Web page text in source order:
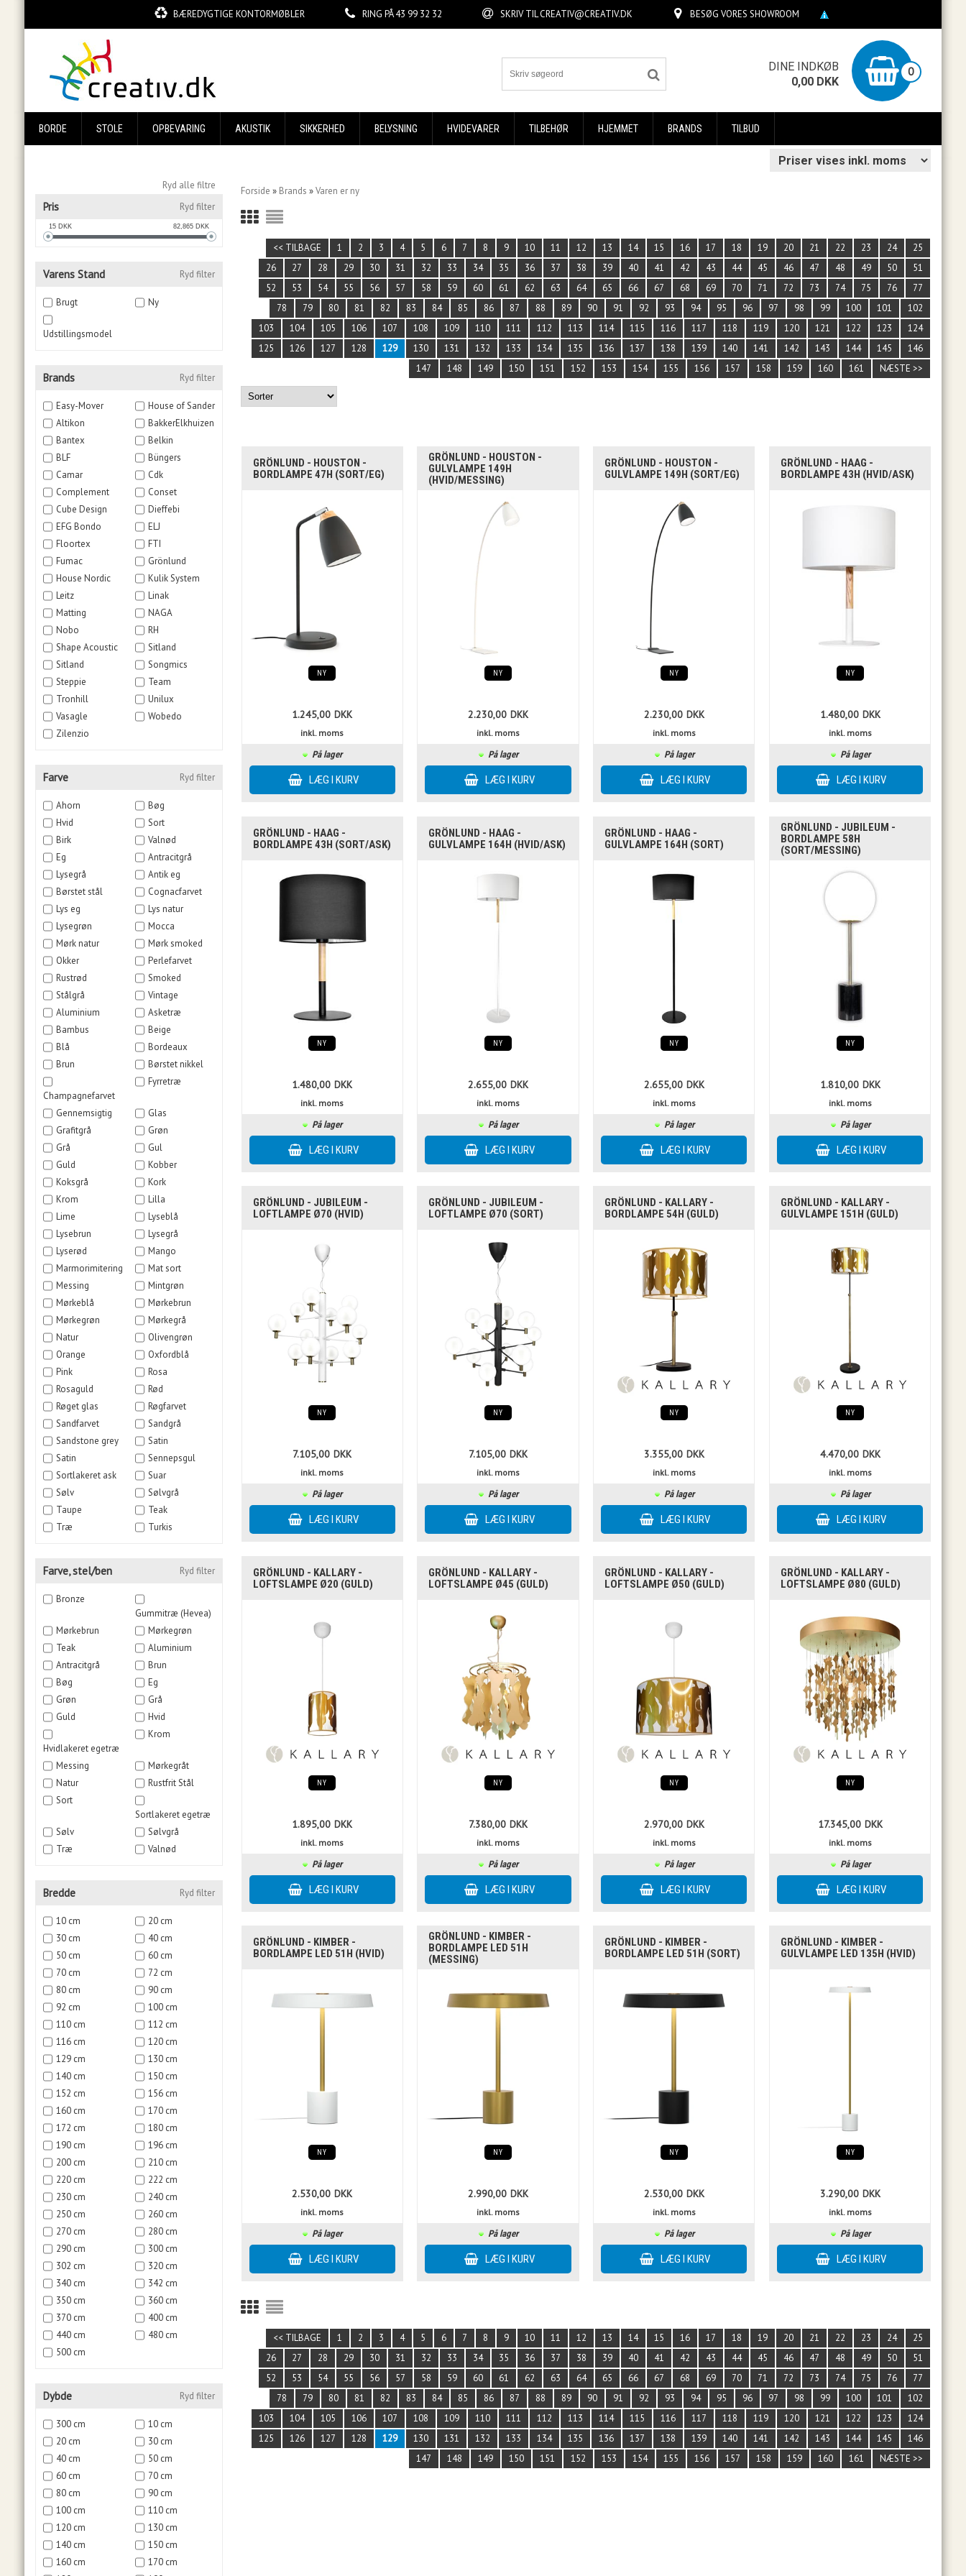
BÆREDYGTIGE KONTORMØBLER RING PÅ43 99 32 32 SKRIV TILCREATIV@CREATIV.DK BESØG VORES SHOWROOM
DINE INDKØB 0
0,00 DKK
BORDE STOLE OPBEVARING AKUSTIK SIKKERHED BELYSNING HVIDEVARER TILBEHØR HJEMMET BRANDS TILBUD
Ryd alle filtre
Pris Ryd filter
15DKK 82,865DKK
Varens Stand Ryd filter
Brugt Ny
Udstillingsmodel
Brands Ryd filter
Easy-Mover
House of Sander
Altikon
BakkerElkhuizen
Bantex
Belkin
BLF
Büngers
Camar
Cdk
Complement
Conset
Cube Design
Dieffebi
EFG Bondo
ELJ
Floortex
FTI
Fumac
Grönlund
House Nordic
Kulik System
Leitz
Linak
Matting
NAGA
Nobo
RH
Shape Acoustic
Sitland
Sitland
Songmics
Steppie
Team
Tronhill
Unilux
Vasagle
Wobedo
Zilenzio
Farve Ryd filter
Ahorn
Bøg
Hvid
Sort
Birk
Valnød
Eg
Antracitgrå
Lysegrå
Antik eg
Børstet stål
Cognacfarvet
Lys eg
Lys natur
Lysegrøn
Mocca
Mørk natur
Mørk smoked
Okker
Perlefarvet
Rustrød
Smoked
Stålgrå
Vintage
Aluminium
Asketræ
Bambus
Beige
Blå
Bordeaux
Brun
Børstet nikkel
Champagnefarvet
Fyrretræ
Gennemsigtig
Glas
Grafitgrå
Grøn
Grå
Gul
Guld
Kobber
Koksgrå
Kork
Krom
Lilla
Lime
Lyseblå
Lysebrun
Lysegrå
Lyserød
Mango
Marmorimitering
Mat sort
Messing
Mintgrøn
Mørkeblå
Mørkebrun
Mørkegrøn
Mørkegrå
Natur
Olivengrøn
Orange
Oxfordblå
Pink
Rosa
Rosaguld
Rød
Røget glas
Røgfarvet
Sandfarvet
Sandgrå
Sandstone grey
Satin
Satin
Sennepsgul
Sortlakeret ask
Suar
Sølv
Sølvgrå
Taupe
Teak
Træ
Turkis
Farve, stel/ben Ryd filter
Bronze
Gummitræ (Hevea)
Mørkebrun
Mørkegrøn
Teak
Aluminium
Antracitgrå
Brun
Bøg
Eg
Grøn
Grå
Guld
Hvid
Hvidlakeret egetræ
Krom
Messing
Mørkegråt
Natur
Rustfrit Stål
Sort
Sortlakeret egetræ
Sølv
Sølvgrå
Træ
Valnød
Bredde Ryd filter
10 cm
20 cm
30 cm
40 cm
50 cm
60 cm
70 cm
72 cm
80 cm
90 cm
92 cm
100 cm
110 cm
112 cm
116 cm
120 cm
129 cm
130 cm
140 cm
150 cm
152 cm
156 cm
160 cm
170 cm
172 cm
180 cm
190 cm
196 cm
200 cm
210 cm
220 cm
222 cm
230 cm
240 cm
250 cm
260 cm
270 cm
280 cm
290 cm
300 cm
302 cm
320 cm
340 cm
342 cm
350 cm
360 cm
370 cm
400 cm
440 cm
480 cm
500 cm
Dybde Ryd filter
300 cm
10 cm
20 cm
30 cm
40 cm
50 cm
60 cm
70 cm
80 cm
90 cm
100 cm
110 cm
120 cm
130 cm
140 cm
150 cm
160 cm
170 cm
Forside » Brands »Varen er ny
<< TILBAGE 1 2 3 4 5 6 7 8 9 10 11 12 13 14 15 16 17 18 19 20 21 22 23 24
25
26
27 28 29 30 31 32 33 34 35 36 37 38 39 40 41 42 43 44 45 46 47 48 49 50
51
52
53 54 55 56 57 58 59 60 61 62 63 64 65 66 67 68 69 70 71 72 73 74 75 76
77
78
79 80 81 82 83 84 85 86 87 88 89 90 91 92 93 94 95 96 97 98 99 100 101
102
103
104 105 106 107 108 109 110 111 112 113 114 115 116 117 118 119 120 121 122 123
124
125
126 127 128 129 130 131 132 133 134 135 136 137 138 139 140 141 142 143 144 145
146
147
148 149 150 151 152 153 154 155 156 157 158 159 160 161 NÆSTE >>
GRÖNLUND - HOUSTON -
BORDLAMPE 47H (SORT/EG)
NY
1.245,00 DKK
inkl. moms
På lager
GRÖNLUND - HOUSTON -
GULVLAMPE 149H
(HVID/MESSING)
NY
2.230,00 DKK
inkl. moms
På lager
GRÖNLUND - HOUSTON -
GULVLAMPE 149H (SORT/EG)
NY
2.230,00 DKK
inkl. moms
På lager
GRÖNLUND - HAAG -
BORDLAMPE 43H (HVID/ASK)
NY
1.480,00 DKK
inkl. moms
På lager
GRÖNLUND - HAAG -
BORDLAMPE 43H (SORT/ASK)
NY
1.480,00 DKK
inkl. moms
På lager
GRÖNLUND - HAAG -
GULVLAMPE 164H (HVID/ASK)
NY
2.655,00 DKK
inkl. moms
På lager
GRÖNLUND - HAAG -
GULVLAMPE 164H (SORT)
NY
2.655,00 DKK
inkl. moms
På lager
GRÖNLUND - JUBILEUM -
BORDLAMPE 58H
(SORT/MESSING)
NY
1.810,00 DKK
inkl. moms
På lager
GRÖNLUND - JUBILEUM -
LOFTLAMPE Ø70 (HVID)
NY
7.105,00 DKK
inkl. moms
På lager
GRÖNLUND - JUBILEUM -
LOFTLAMPE Ø70 (SORT)
NY
7.105,00 DKK
inkl. moms
På lager
GRÖNLUND - KALLARY -
BORDLAMPE 54H (GULD)
NY
3.355,00 DKK
inkl. moms
På lager
GRÖNLUND - KALLARY -
GULVLAMPE 151H (GULD)
NY
4.470,00 DKK
inkl. moms
På lager
GRÖNLUND - KALLARY -
LOFTSLAMPE Ø20 (GULD)
NY
1.895,00 DKK
inkl. moms
På lager
GRÖNLUND - KALLARY -
LOFTSLAMPE Ø45 (GULD)
NY
7.380,00 DKK
inkl. moms
På lager
GRÖNLUND - KALLARY -
LOFTSLAMPE Ø50 (GULD)
NY
2.970,00 DKK
inkl. moms
På lager
GRÖNLUND - KALLARY -
LOFTSLAMPE Ø80 (GULD)
NY
17.345,00 DKK
inkl. moms
På lager
GRÖNLUND - KIMBER -
BORDLAMPE LED 51H (HVID)
NY
2.530,00 DKK
inkl. moms
På lager
GRÖNLUND - KIMBER -
BORDLAMPE LED 51H
(MESSING)
NY
2.990,00 DKK
inkl. moms
På lager
GRÖNLUND - KIMBER -
BORDLAMPE LED 51H (SORT)
NY
2.530,00 DKK
inkl. moms
På lager
GRÖNLUND - KIMBER -
GULVLAMPE LED 135H (HVID)
NY
3.290,00 DKK
inkl. moms
På lager
<< TILBAGE 1 2 3 4 5 6 7 8 9 10 11 12 13 14 15 16 17 18 19 20 21 22 23 24
25
26
27 28 29 30 31 32 33 34 35 36 37 38 39 40 41 42 43 44 45 46 47 48 49 50
51
52
53 54 55 56 57 58 59 60 61 62 63 64 65 66 67 68 69 70 71 72 73 74 75 76
77
78
79 80 81 82 83 84 85 86 87 88 89 90 91 92 93 94 95 96 97 98 99 100 101
102
103
104 105 106 107 108 109 110 111 112 113 114 115 116 117 118 119 120 121 122 123
124
125
126 127 128 129 130 131 132 133 134 135 136 137 138 139 140 141 142 143 144 145
146
147
148 149 150 151 152 153 154 155 156 157 158 159 160 161 NÆSTE >>